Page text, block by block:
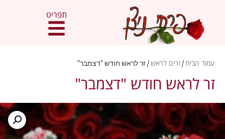
תפריט
עמוד הבית/זרים לראש/ זר לראש חודש "דצמבר"
זר לראש חודש "דצמבר"